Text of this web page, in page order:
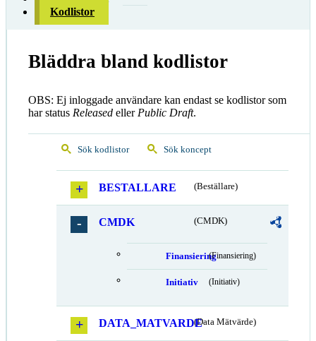
Kodlistor
Bläddra bland kodlistor
OBS: Ej inloggade användare kan endast se kodlistor som
har status Released eller Public Draft.
Sök kodlistor Sök koncept
BESTALLARE (Beställare)
CMDK (CMDK)
Finansiering(Finansiering)
Initiativ (Initiativ)
DATA_MATVARDE(Data Mätvärde)